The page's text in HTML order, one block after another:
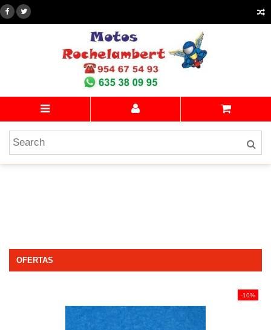
OFERTAS
-10%